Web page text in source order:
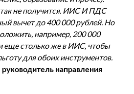
не получится. ИИС И ПДС
вычет до 400 000 рублей. Но
например, 200 000
еще столько же в ИИС, чтобы
для обоих инструментов.
руководитель направления